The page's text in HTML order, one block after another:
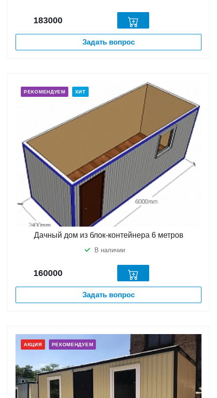
183000
Задать вопрос
РЕКОМЕНДУЕМ ХИТ
Дачный дом из блок-контейнера 6 метров
В наличии
160000
Задать вопрос
АКЦИЯ РЕКОМЕНДУЕМ